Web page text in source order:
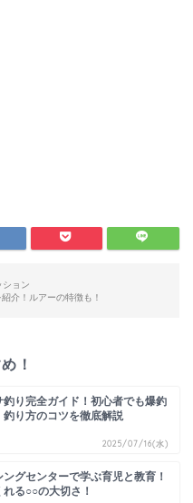
ション
介！ルアーの特徴も！
！
釣り完全ガイド！初心者でも爆釣
釣り方のコツを徹底解説
2025/07/16(水)
グセンターで学ぶ育児と教育！
る○○の大切さ！